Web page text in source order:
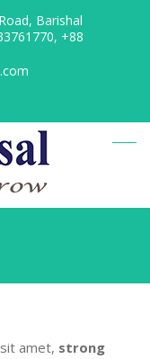
Barishal
+88
amet, strong